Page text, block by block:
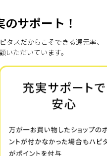
サポート！
タスだからこそできる還元率、
ただいています。